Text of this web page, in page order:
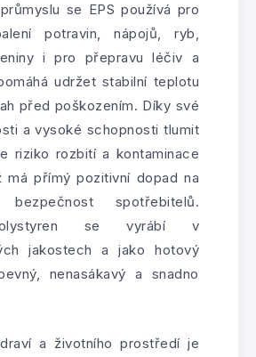
se EPS používá pro
potravin, nápojů, ryb,
i pro přepravu léčiv a
udržet stabilní teplotu
před poškozením. Díky své
a vysoké schopnosti tlumit
riziko rozbití a kontaminace
má přímý pozitivní dopad na
spotřebitelů.
se vyrábí v
jakostech a jako hotový
nenasákavý a snadno
a životního prostředí je